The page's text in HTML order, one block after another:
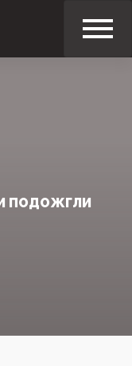
ПОДОЖГЛИ